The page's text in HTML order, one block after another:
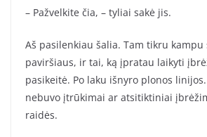
– Pažvelkite čia, – tyliai sakė jis.
Aš pasilenkiau šalia. Tam tikru
paviršiaus, ir tai, ką įpratau laikyti
pasikeitė. Po laku išnyro plonos
nebuvo įtrūkimai ar atsitiktiniai
raidės.